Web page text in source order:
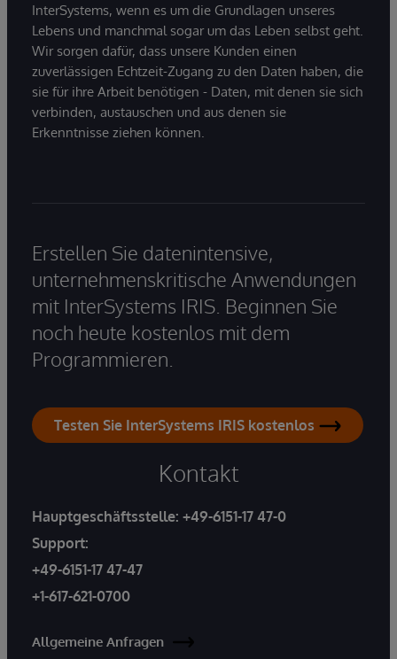
InterSystems, wenn es um die Grundlagen unseres
Lebens und manchmal sogar um das Leben selbst geht.
Wir sorgen dafür, dass unsere Kunden einen
zuverlässigen Echtzeit-Zugang zu den Daten haben, die
sie für ihre Arbeit benötigen - Daten, mit denen sie sich
verbinden, austauschen und aus denen sie
Erkenntnisse ziehen können.
Erstellen Sie datenintensive,
unternehmenskritische Anwendungen
mit InterSystems IRIS. Beginnen Sie
noch heute kostenlos mit dem
Programmieren.
Testen Sie InterSystems IRIS kostenlos
Kontakt
Hauptgeschäftsstelle: +49-6151-17 47-0
Support:
+49-6151-17 47-47
+1-617-621-0700
Allgemeine Anfragen